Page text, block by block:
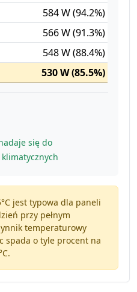
584 W (94.2%)
566 W (91.3%)
548 W (88.4%)
530 W (85.5%)
się do
jest typowa dla paneli
przy pełnym
temperaturowy
spada o tyle procent na